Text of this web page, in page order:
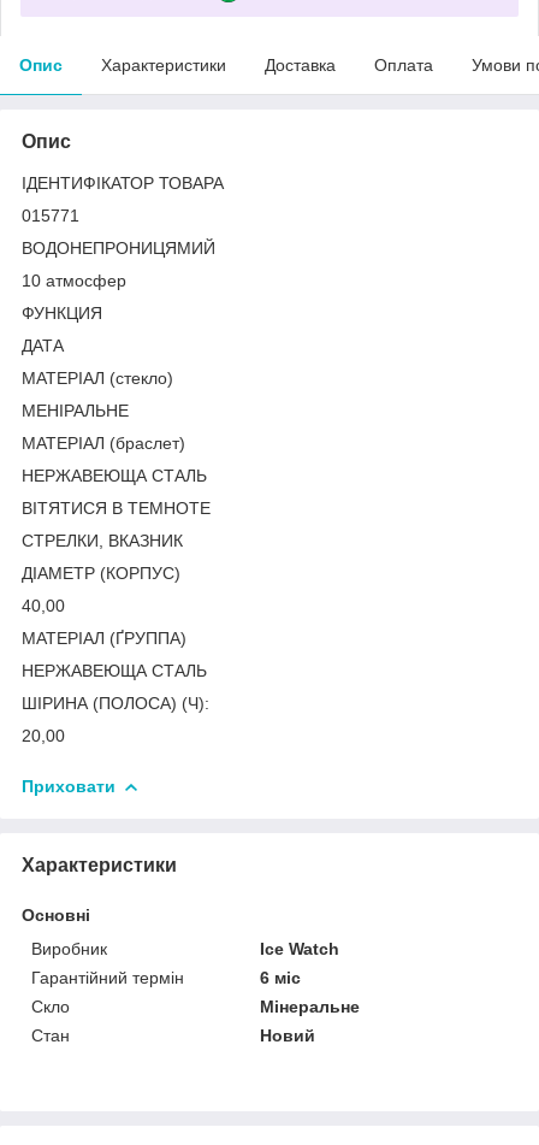
Опис Характеристики Доставка Оплата Умови
Опис
ІДЕНТИФІКАТОР ТОВАРА
015771
ВОДОНЕПРОНИЦЯМИЙ
10 атмосфер
ФУНКЦИЯ
ДАТА
МАТЕРІАЛ (стекло)
МЕНІРАЛЬНЕ
МАТЕРІАЛ (браслет)
НЕРЖАВЕЮЩА СТАЛЬ
ВІТЯТИСЯ В ТЕМНОТЕ
СТРЕЛКИ, ВКАЗНИК
ДІАМЕТР (КОРПУС)
40,00
МАТЕРІАЛ (ҐРУППА)
НЕРЖАВЕЮЩА СТАЛЬ
ШІРИНА (ПОЛОСА) (Ч):
20,00
Приховати
Характеристики
Основні
Виробник
Ice Watch
Гарантійний термін
6 міс
Скло
Мінеральне
Стан
Новий